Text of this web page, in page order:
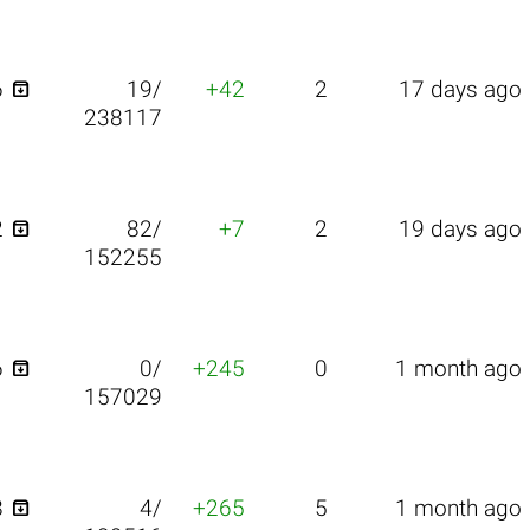

19/
238117
+42 2 17 days ago

82/
152255
+7 2 19 days ago

0/
157029
+245 0 1 month ago

4/
+265 5 1 month ago